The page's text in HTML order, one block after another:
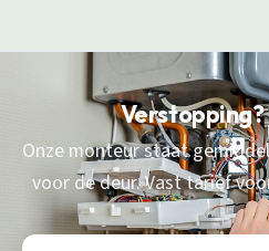
Onze monteur staat
voor de deur. Vast tarief